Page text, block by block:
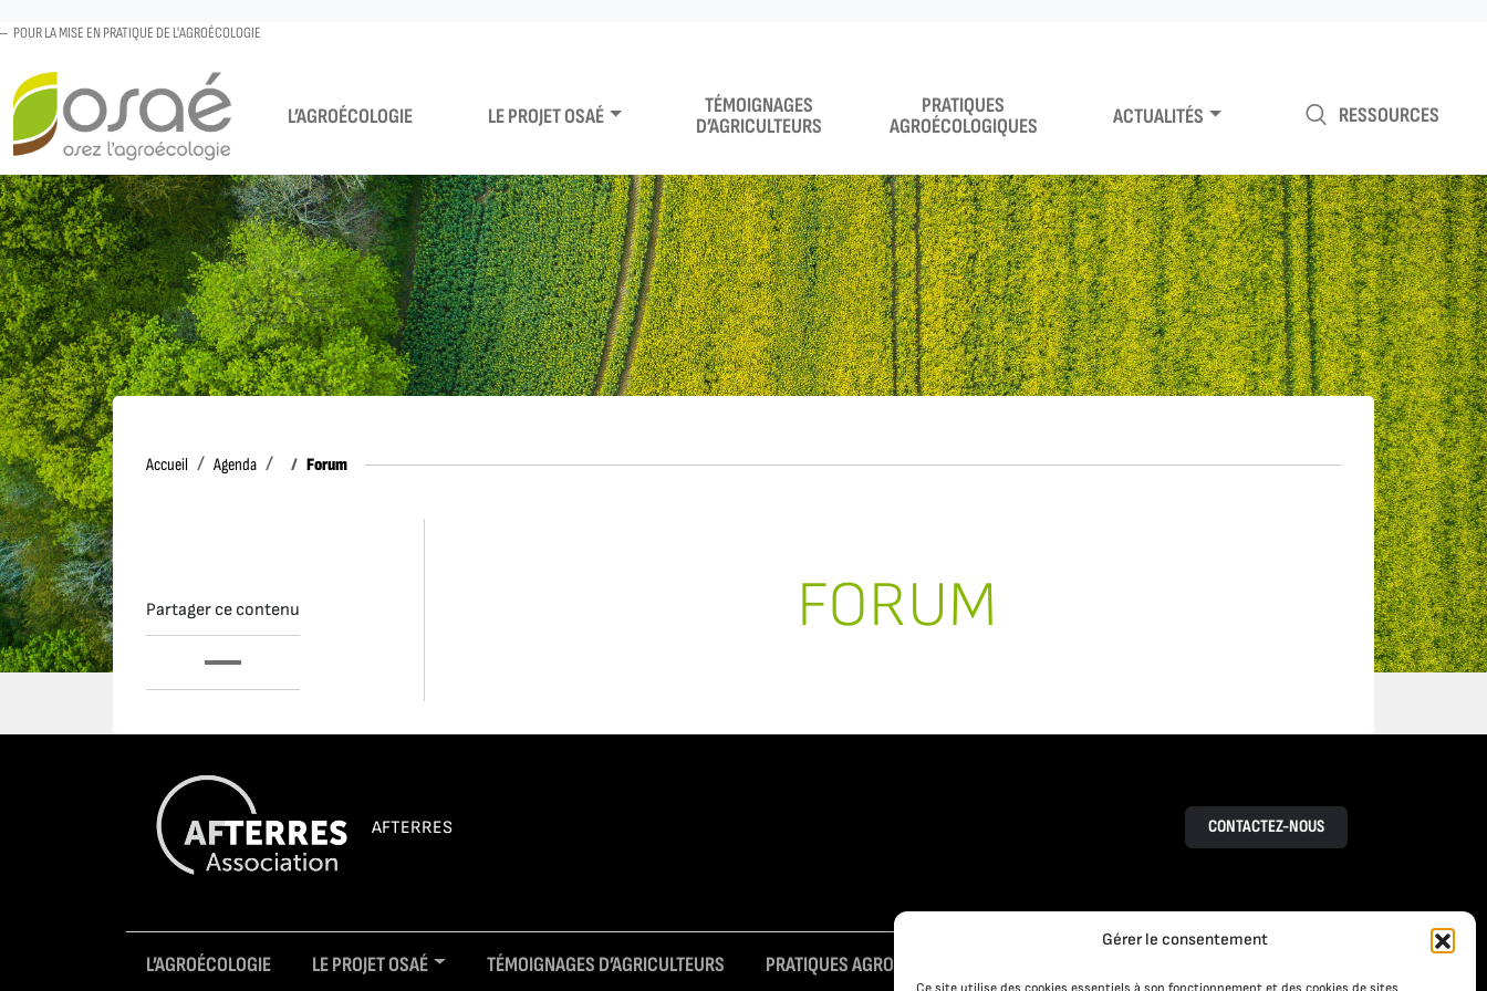
Gérer le consentement
POUR LA MISE EN PRATIQUE DE L'AGROÉCOLOGIE
L’AGROÉCOLOGIE LE PROJET OSAÉ
TÉMOIGNAGES
D’AGRICULTEURS
PRATIQUES
AGROÉCOLOGIQUES
ACTUALITÉS RESSOURCES
Accueil AccueilAgenda Forum
Partager ce contenu FORUM
AFTERRES CONTACTEZ-NOUS
L’AGROÉCOLOGIE LE PROJET OSAÉ TÉMOIGNAGES D’AGRICULTEURS PRATIQUES AGROÉCOLOGIQUES